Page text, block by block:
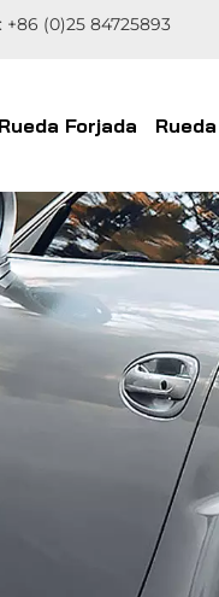
+86 (0)25 84725893
Rueda Forjada